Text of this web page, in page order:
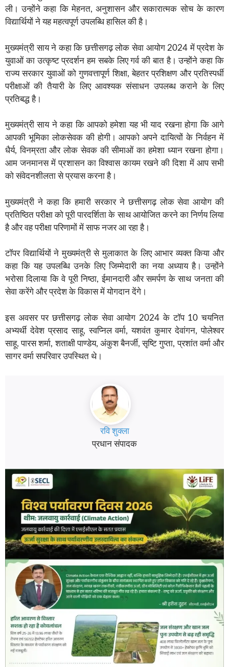
ली। उन्होंने कहा कि मेहनत, अनुशासन और सकारात्मक सोच के कारण
विद्यार्थियों ने यह महत्वपूर्ण उपलब्धि हासिल की है।
मुख्यमंत्री साय ने कहा कि छत्तीसगढ़ लोक सेवा आयोग 2024 में प्रदेश के
युवाओं का उत्कृष्ट प्रदर्शन हम सबके लिए गर्व की बात है। उन्होंने कहा कि
राज्य सरकार युवाओं को गुणवत्तापूर्ण शिक्षा, बेहतर प्रशिक्षण और प्रतिस्पर्धी
परीक्षाओं की तैयारी के लिए आवश्यक संसाधन उपलब्ध कराने के लिए
प्रतिबद्ध है।
मुख्यमंत्री साय ने कहा कि आपको हमेशा यह भी याद रखना होगा कि आगे
आपकी भूमिका लोकसेवक की होगी। आपको अपने दायित्वों के निर्वहन में
धैर्य, विनम्रता और लोक सेवक की सीमाओं का हमेशा ध्यान रखना होगा।
आम जनमानस में प्रशासन का विश्वास कायम रखने की दिशा में आप सभी
को संवेदनशीलता से प्रयास करना है।
मुख्यमंत्री ने कहा कि हमारी सरकार ने छत्तीसगढ़ लोक सेवा आयोग की
प्रतिष्ठित परीक्षा को पूरी पारदर्शिता के साथ आयोजित करने का निर्णय लिया
है और वह परीक्षा परिणामों में साफ नजर आ रहा है।
टॉपर विद्यार्थियों ने मुख्यमंत्री से मुलाकात के लिए आभार व्यक्त किया और
कहा कि यह उपलब्धि उनके लिए जिम्मेदारी का नया अध्याय है। उन्होंने
भरोसा दिलाया कि वे पूरी निष्ठा, ईमानदारी और समर्पण के साथ जनता की
सेवा करेंगे और प्रदेश के विकास में योगदान देंगे।
इस अवसर पर छत्तीसगढ़ लोक सेवा आयोग 2024 के टॉप 10 चयनित
अभ्यर्थी देवेश प्रसाद साहू, स्वप्निल वर्मा, यशवंत कुमार देवांगन, पोलेश्वर
साहू, पारस शर्मा, शताक्षी पाण्डेय, अंकुश बैनर्जी, सृष्टि गुप्ता, प्रशांत वर्मा और
सागर वर्मा सपरिवार उपस्थित थे।
रवि शुक्ला
प्रधान संपादक